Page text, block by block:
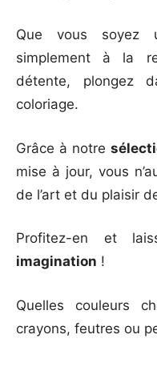
Que vous soyez
simplement à la
détente, plongez
coloriage.
Grâce à notre
mise à jour, vous
de l’art et du plaisir
Profitez-en et
imagination !
Quelles couleurs
crayons, feutres ou